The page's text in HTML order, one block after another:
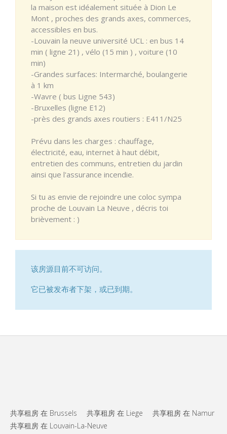
la maison est idéalement située à Dion Le
Mont , proches des grands axes, commerces,
accessibles en bus.
-Louvain la neuve université UCL : en bus 14
min ( ligne 21) , vélo (15 min ) , voiture (10
min)
-Grandes surfaces: Intermarché, boulangerie
à 1 km
-Wavre ( bus Ligne 543)
-Bruxelles (ligne E12)
-près des grands axes routiers : E411/N25
Prévu dans les charges : chauffage,
électricité, eau, internet à haut débit,
entretien des communs, entretien du jardin
ainsi que l'assurance incendie.
Si tu as envie de rejoindre une coloc sympa
proche de Louvain La Neuve , décris toi
brièvement : )
该房源目前不可访问。
它已被发布者下架，或已到期。
共享租房 在 Brussels 共享租房 在 Liege
共享租房 在 Namur
共享租房 在 Louvain-La-Neuve